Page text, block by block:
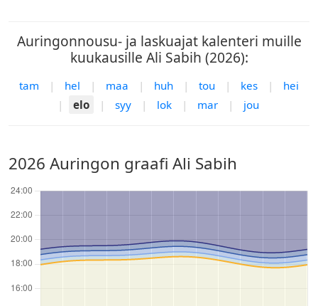
Auringonnousu- ja laskuajat kalenteri muille
kuukausille Ali Sabih (2026):
tam | hel | maa | huh | tou | kes |
hei
|
elo | syy | lok | mar | jou
2026 Auringon graafi Ali Sabih